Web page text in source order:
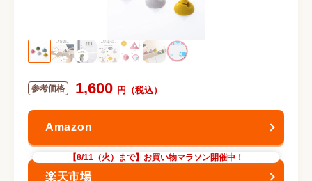
1,600
【8/11（火）まで】お買い物マラソン開催中！